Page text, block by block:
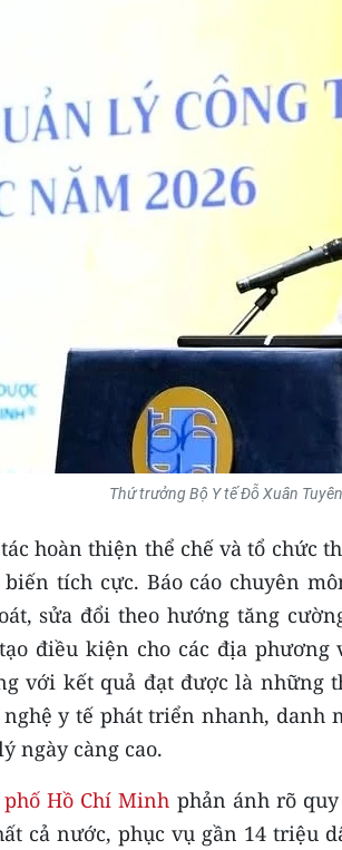
Thứ trưởng Bộ Y tế Đỗ Xuân
hoàn thiện thể chế và tổ chức
tích cực. Báo cáo chuyên
sửa đổi theo hướng tăng
điều kiện cho các địa
với kết quả đạt được là những
y tế phát triển nhanh, danh
ngày càng cao.
Hồ Chí Minh phản ánh rõ
cả nước, phục vụ gần 14 triệu